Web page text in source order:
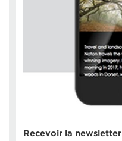
Recevoir la newsletter